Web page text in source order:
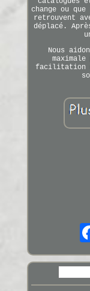
change ou
retrouvent
déplacé.
Nous
facilitation